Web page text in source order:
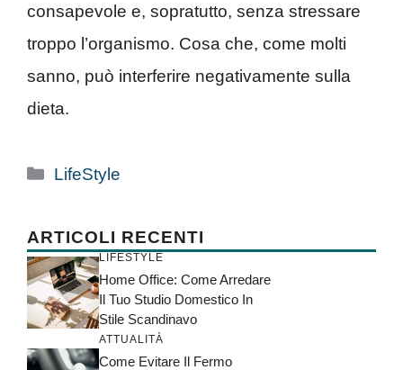
consapevole e, sopratutto, senza stressare
troppo l’organismo. Cosa che, come molti
sanno, può interferire negativamente sulla
dieta.
Categorie
LifeStyle
ARTICOLI RECENTI
LIFESTYLE
Home Office: Come Arredare
Il Tuo Studio Domestico In
Stile Scandinavo
ATTUALITÀ
Come Evitare Il Fermo